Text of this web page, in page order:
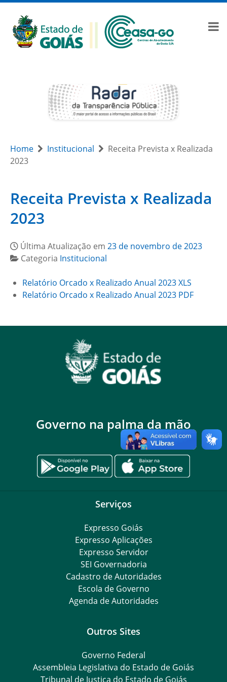
Home Institucional
Receita Prevista x Realizada
2023
Receita Prevista x Realizada
2023
Última Atualização em 23 de novembro de 2023
Categoria Institucional
Relatório Orcado x Realizado Anual 2023 XLS
Relatório Orcado x Realizado Anual 2023 PDF
Governo na palma da mão
Serviços
Expresso Goiás
Expresso Aplicações
Expresso Servidor
SEI Governadoria
Cadastro de Autoridades
Escola de Governo
Agenda de Autoridades
Outros Sites
Governo Federal
Assembleia Legislativa do Estado de Goiás
Tribunal de Justiça do Estado de Goiás